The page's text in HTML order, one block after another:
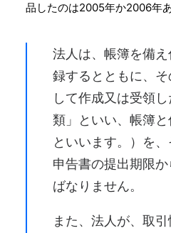
品したのは2005年か2006年あ
法人は、帳簿を備
録するとともに、
して作成又は受領
類」といい、帳簿と
といいます。）を
申告書の提出期限
ばなりません。
また、法人が、取